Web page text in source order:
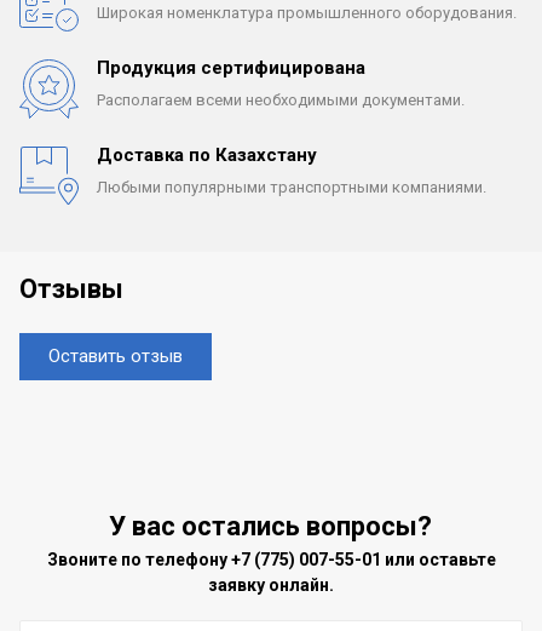
Широкая номенклатура промышленного оборудования.
Продукция сертифицирована
Располагаем всеми необходимыми документами.
Доставка по Казахстану
Любыми популярными транспортными компаниями.
Отзывы
Оставить отзыв
У вас остались вопросы?
Звоните по телефону+7 (775) 007-55-01 или оставьте
заявку онлайн.